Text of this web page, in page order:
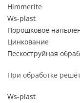
Himmerite
Ws-plast
Порошковое
Цинкование
Пескоструйная
При обработке
Ws-plast